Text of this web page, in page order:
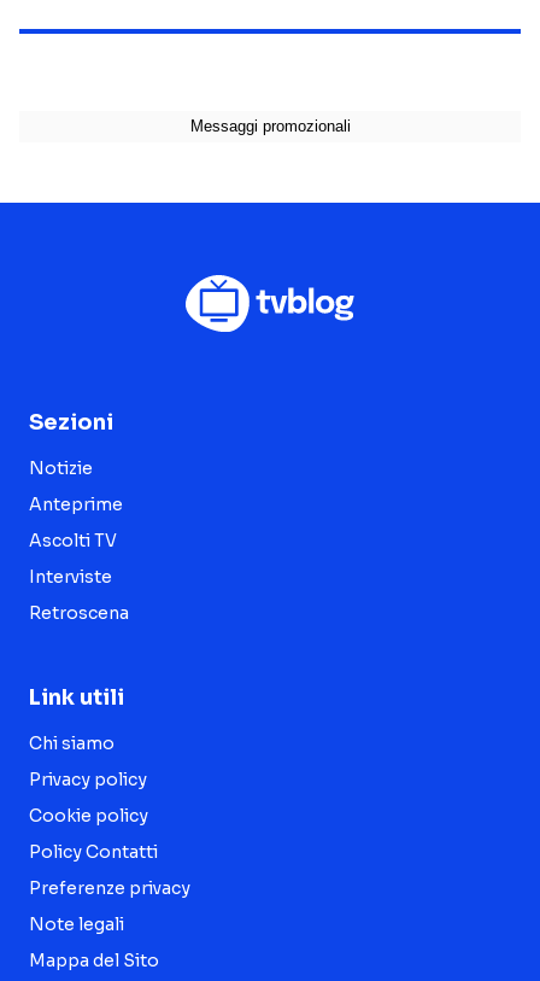
Sezioni
Notizie
Anteprime
Ascolti TV
Interviste
Retroscena
Link utili
Chi siamo
Privacy policy
Cookie policy
Policy Contatti
Preferenze privacy
Note legali
Mappa del Sito